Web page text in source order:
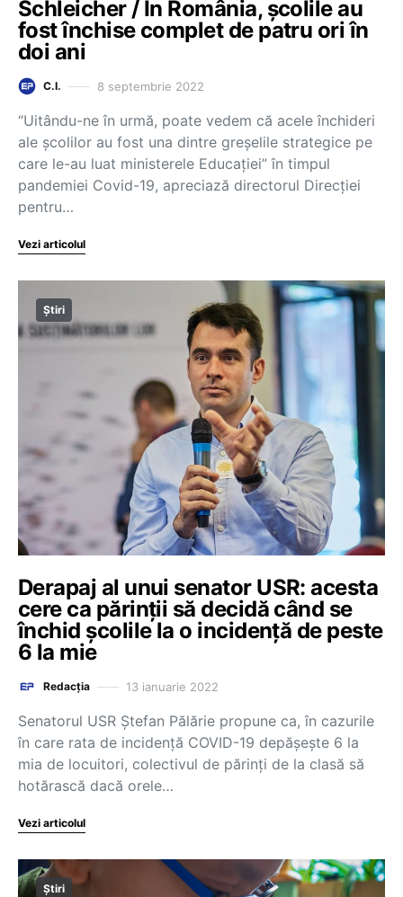
Schleicher / În România, școlile au
fost închise complet de patru ori în
doi ani
C.I. 8 septembrie 2022
“Uitându-ne în urmă, poate vedem că acele închideri
ale școlilor au fost una dintre greșelile strategice pe
care le-au luat ministerele Educației” în timpul
pandemiei Covid-19, apreciază directorul Direcției
pentru…
Vezi articolul
Știri
Derapaj al unui senator USR: acesta
cere ca părinții să decidă când se
închid școlile la o incidență de peste
6 la mie
Redacția 13 ianuarie 2022
Senatorul USR Ştefan Pălărie propune ca, în cazurile
în care rata de incidenţă COVID-19 depăşeşte 6 la
mia de locuitori, colectivul de părinţi de la clasă să
hotărască dacă orele…
Vezi articolul
Știri